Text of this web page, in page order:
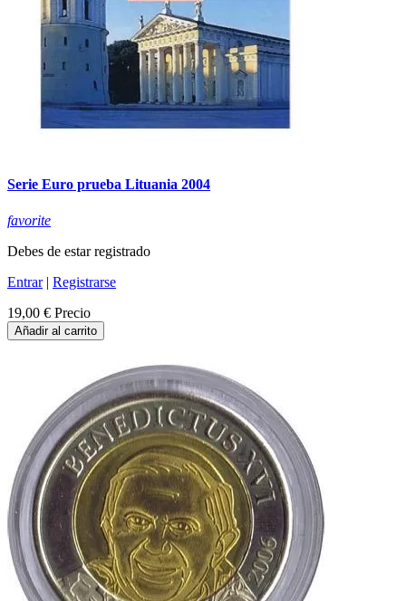
Serie Euro prueba Lituania 2004
favorite
Debes de estar registrado
Entrar| Registrarse
19,00 € Precio
Añadir al carrito